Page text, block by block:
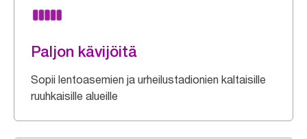
Paljon kävijöitä
Sopii lentoasemien ja urheilustadionien kaltaisille
ruuhkaisille alueille